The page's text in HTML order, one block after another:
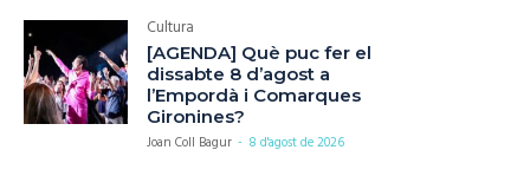
Cultura
[AGENDA] Què puc fer el
dissabte 8 d’agost a
l’Empordà i Comarques
Gironines?
Joan Coll Bagur - 8 d'agost de 2026